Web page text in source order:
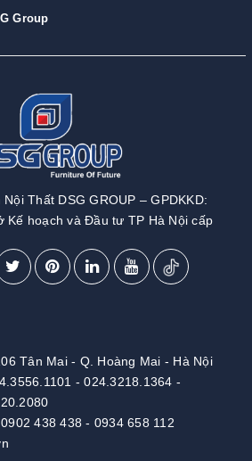
Group
Thất DSG GROUP – GPDKKD:
Kế hoạch và Đầu tư TP Hà Nội cấp
Tân Mai - Q. Hoàng Mai - Hà Nội
-024.3218.1364 -
0902 438 438 - 0934 658 112